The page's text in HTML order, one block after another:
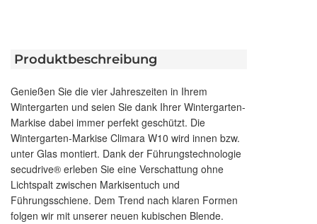
Produktbeschreibung
Genießen Sie die vier Jahreszeiten in Ihrem
Wintergarten und seien Sie dank Ihrer Wintergarten-
Markise dabei immer perfekt geschützt. Die
Wintergarten-Markise Climara W10 wird innen bzw.
unter Glas montiert. Dank der Führungstechnologie
secudrive® erleben Sie eine Verschattung ohne
Lichtspalt zwischen Markisentuch und
Führungsschiene. Dem Trend nach klaren Formen
folgen wir mit unserer neuen kubischen Blende.